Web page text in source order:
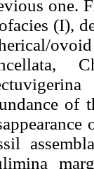
one.
(I),
of